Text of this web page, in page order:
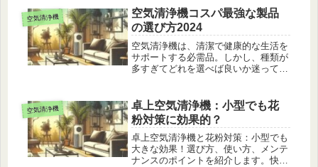
て健康に悪影響を及ぼす可能性もあり
ます。この記事では、加湿空気清浄機
の...続きを読む
空気清浄機
空気清浄機コスパ最強な製品
の選び方2024
空気清浄機は、清潔で健康的な生活を
サポートする必需品。しかし、種類が
多すぎてどれを選べば良いか迷ってし
コスパ重視！空気清浄機の基本性能コ
ストパフォーマンスを重視した空気清
浄...続きを読む
空気清浄機
卓上空気清浄機：小型でも花
粉対策に効果的？
卓上空気清浄機と花粉対策：小型でも
大きな効果！選び方、使い方、メンテ
ナンスのポイントを紹介します。快適